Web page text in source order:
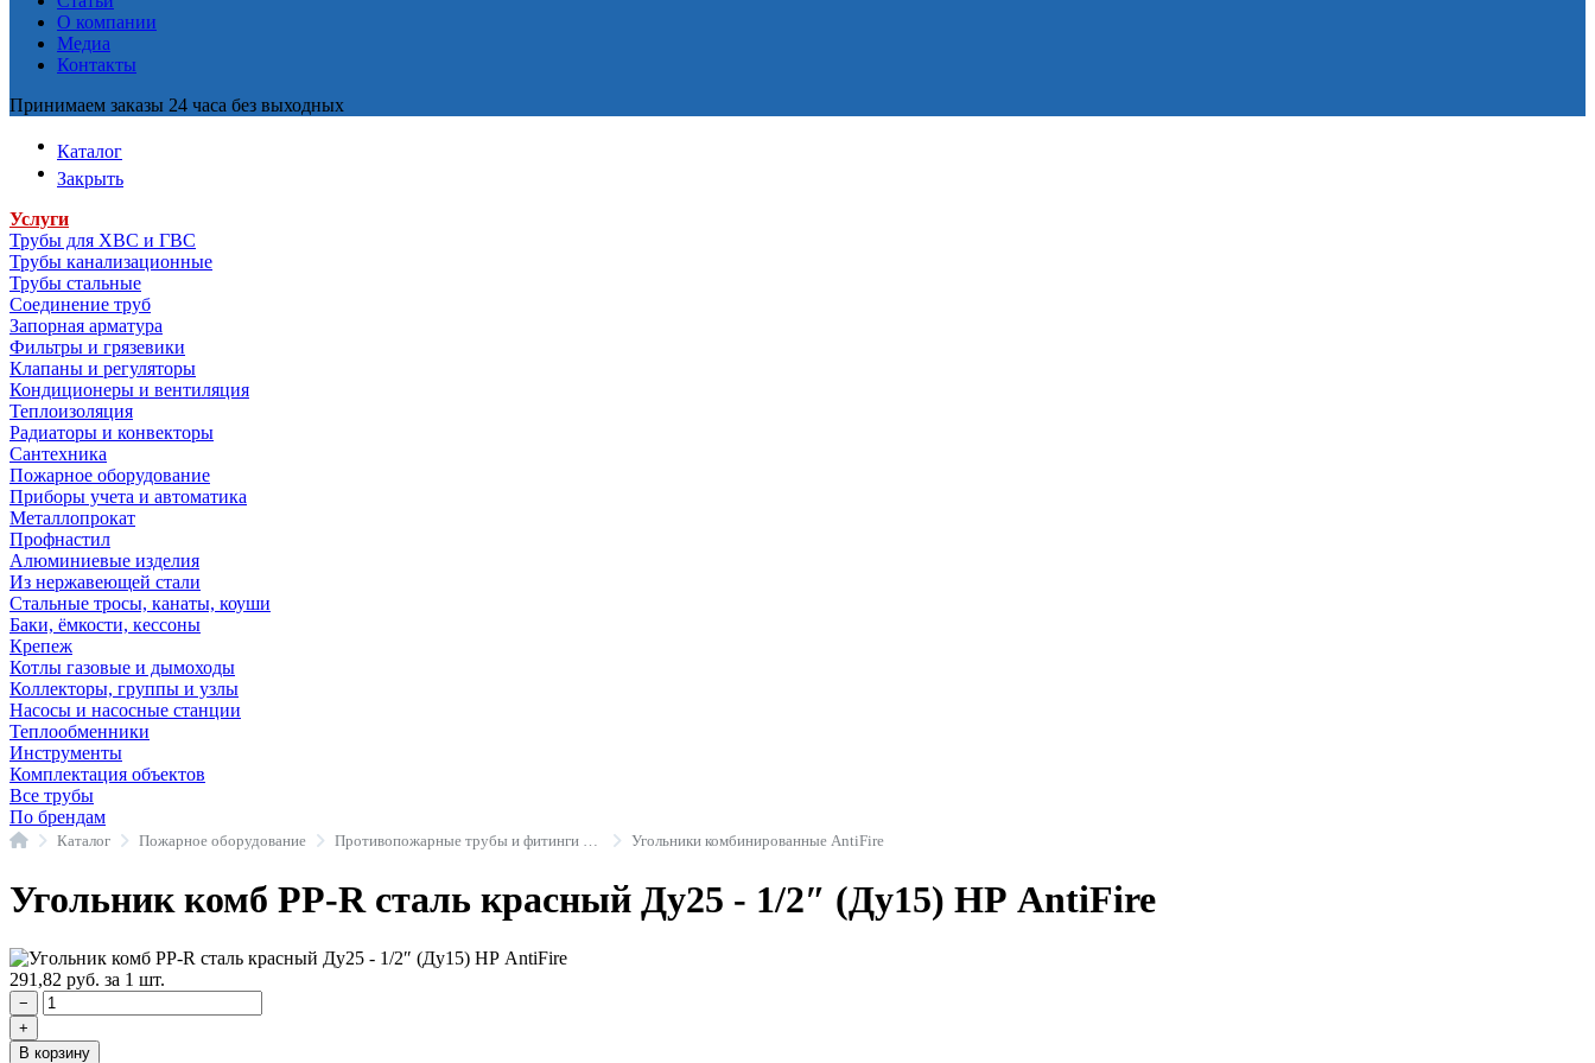
О компании
Медиа
Контакты
Принимаем заказы 24 часа без выходных
Каталог
Закрыть
Услуги
Трубы для ХВС и ГВС
Трубы канализационные
Трубы стальные
Соединение труб
Запорная арматура
Фильтры и грязевики
Клапаны и регуляторы
Кондиционеры и вентиляция
Теплоизоляция
Радиаторы и конвекторы
Сантехника
Пожарное оборудование
Приборы учета и автоматика
Металлопрокат
Профнастил
Алюминиевые изделия
Из нержавеющей стали
Стальные тросы, канаты, коуши
Баки, ёмкости, кессоны
Крепеж
Котлы газовые и дымоходы
Коллекторы, группы и узлы
Насосы и насосные станции
Теплообменники
Инструменты
Комплектация объектов
Все трубы
По брендам
ГлавнаяКаталог Пожарное оборудование Угольники комбинированные AntiFire
Угольник комб PP-R сталь красный Ду25 - 1/2″ (Ду15) НР AntiFire
291,82 руб. за 1 шт.
−
+
В корзину